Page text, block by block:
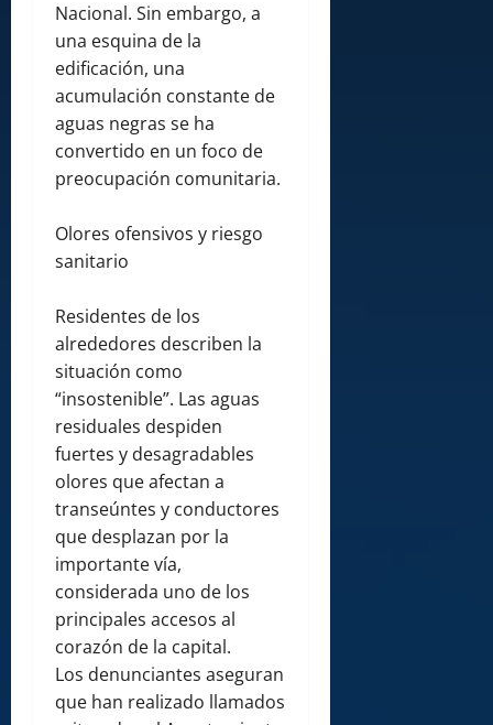
Nacional. Sin embargo, a
una esquina de la
edificación, una
acumulación constante de
aguas negras se ha
convertido en un foco de
preocupación comunitaria.
Olores ofensivos y riesgo
sanitario
Residentes de los
alrededores describen la
situación como
“insostenible”. Las aguas
residuales despiden
fuertes y desagradables
olores que afectan a
transeúntes y conductores
que desplazan por la
importante vía,
considerada uno de los
principales accesos al
corazón de la capital.
Los denunciantes aseguran
que han realizado llamados